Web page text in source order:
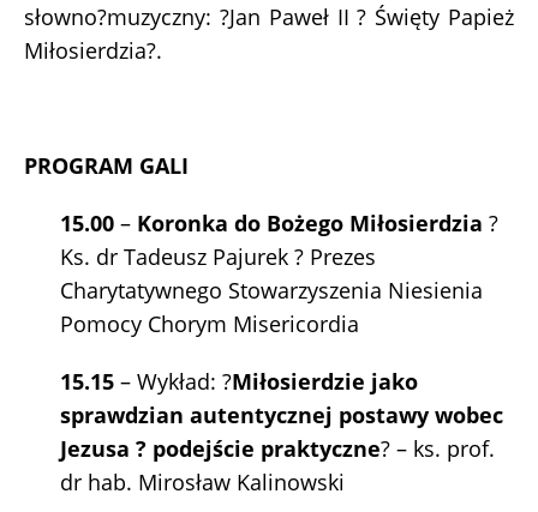
słowno?muzyczny: ?Jan Paweł II ? Święty Papież
Miłosierdzia?.
PROGRAM GALI
15.00 – Koronka do Bożego Miłosierdzia ?
Ks. dr Tadeusz Pajurek ? Prezes
Charytatywnego Stowarzyszenia Niesienia
Pomocy Chorym Misericordia
15.15 – Wykład: ?Miłosierdzie jako
sprawdzian autentycznej postawy wobec
Jezusa ? podejście praktyczne? – ks. prof.
dr hab. Mirosław Kalinowski